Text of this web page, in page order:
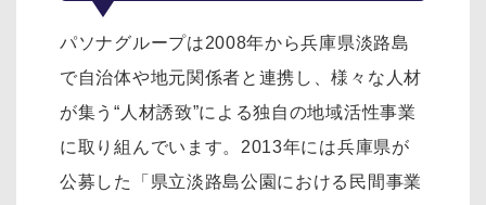
パソナグループは2008年から兵庫県淡路島
で自治体や地元関係者と連携し、様々な人材
が集う“人材誘致”による独自の地域活性事業
に取り組んでいます。2013年には兵庫県が
公募した「県立淡路島公園における民間事業